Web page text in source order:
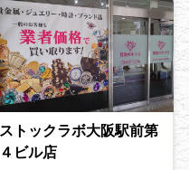
ストックラボ大阪駅前第
４ビル店